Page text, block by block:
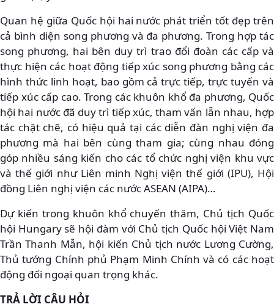
Quan hệ giữa Quốc hội hai nước phát triển tốt đẹp trên
cả bình diện song phương và đa phương. Trong hợp tác
song phương, hai bên duy trì trao đổi đoàn các cấp và
thực hiện các hoạt động tiếp xúc song phương bằng các
hình thức linh hoạt, bao gồm cả trực tiếp, trực tuyến và
tiếp xúc cấp cao. Trong các khuôn khổ đa phương, Quốc
hội hai nước đã duy trì tiếp xúc, tham vấn lẫn nhau, hợp
tác chặt chẽ, có hiệu quả tại các diễn đàn nghị viện đa
phương mà hai bên cùng tham gia; cùng nhau đóng
góp nhiều sáng kiến cho các tổ chức nghị viện khu vực
và thế giới như Liên minh Nghị viện thế giới (IPU), Hội
đồng Liên nghị viện các nước ASEAN (AIPA)…
Dự kiến trong khuôn khổ chuyến thăm, Chủ tịch Quốc
hội Hungary sẽ hội đàm với Chủ tịch Quốc hội Việt Nam
Trần Thanh Mẫn, hội kiến Chủ tịch nước Lương Cường,
Thủ tướng Chính phủ Phạm Minh Chính và có các hoạt
động đối ngoại quan trọng khác.
TRẢ LỜI CÂU HỎI